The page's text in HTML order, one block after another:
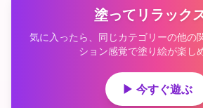
塗ってリラックス
気に入ったら、同じカテゴリーの他の
ション感覚で塗り絵が楽し
▶ 今すぐ遊ぶ